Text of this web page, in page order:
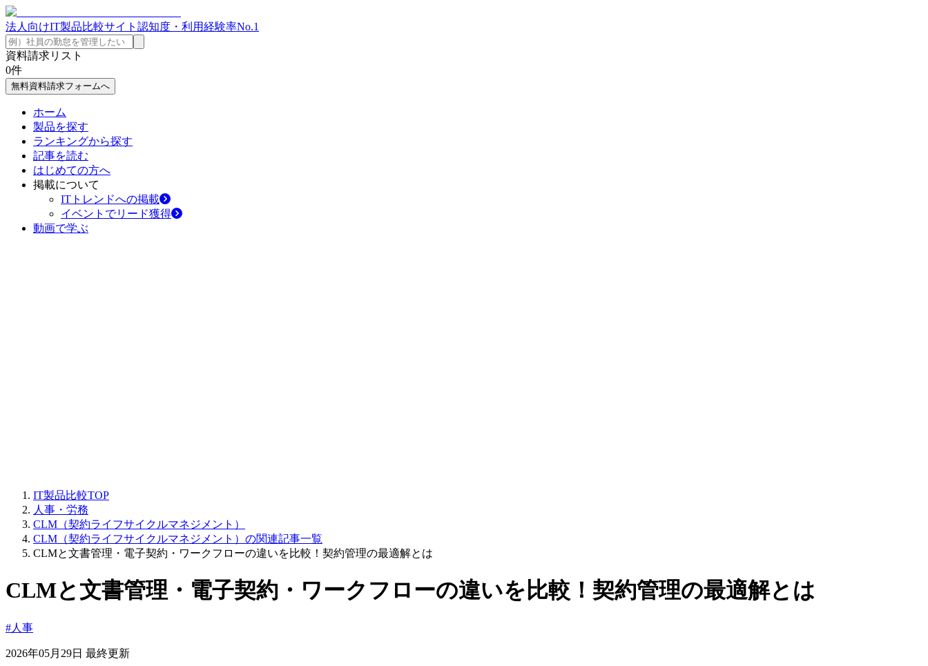
法人向けIT製品比較サイト 認知度・利用経験率No.1
資料請求リスト
0件
無料資料請求フォームへ
ホーム
製品を探す
ランキングから探す
記事を読む
はじめての方へ
掲載について
ITトレンドへの掲載
イベントでリード獲得
動画で学ぶ
IT製品比較TOP
人事・労務
CLM（契約ライフサイクルマネジメント）
CLM（契約ライフサイクルマネジメント）の関連記事一覧
CLMと文書管理・電子契約・ワークフローの違いを比較！契約管理の最適解とは
CLMと文書管理・電子契約・ワークフローの違いを比較！契約管理の最適解とは
#人事
2026年05月29日 最終更新